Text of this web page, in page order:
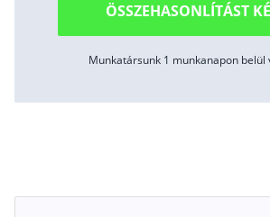
ÖSSZEHASONLÍTÁST
Munkatársunk 1 munkanapon belül